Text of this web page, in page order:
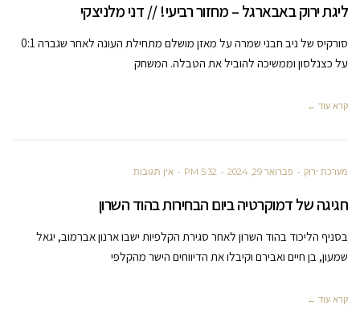
ליגת ירוק באבארגל – מחזור רביעי! // דני מלניצקי
סורקיס של ניב חבני שמרה על מאזן מושלם מתחילת העונה לאחר שגברה 0:1
על כצנלסון וממשיכה להוביל את הטבלה. המשחק
קרא עוד ←
מערכת ירוק פברואר 29, 2024 5:32 PM אין תגובות
חגיגה של דמוקרטיה ביום הבחירות בהוד השרון
בסניף הליכוד בהוד השרון לאחר סגירת הקלפיות ישבו ארנון אברמוב, יגאל
שמעון, בן חיים ואבירם וקיבלו את הדיווחים הישר מהקלפי
קרא עוד ←